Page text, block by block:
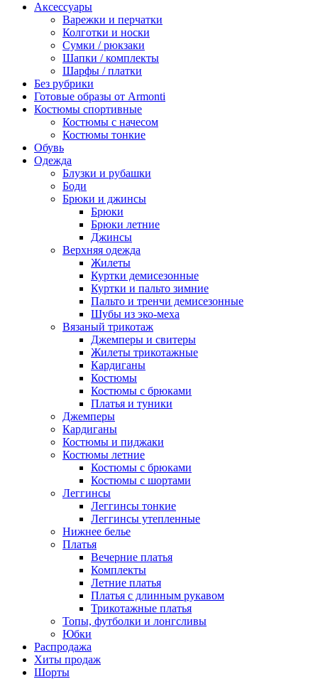
Аксессуары
Варежки и перчатки
Колготки и носки
Сумки / рюкзаки
Шапки / комплекты
Шарфы / платки
Без рубрики
Готовые образы от Armonti
Костюмы спортивные
Костюмы с начесом
Костюмы тонкие
Обувь
Одежда
Блузки и рубашки
Боди
Брюки и джинсы
Брюки
Брюки летние
Джинсы
Верхняя одежда
Жилеты
Куртки демисезонные
Куртки и пальто зимние
Пальто и тренчи демисезонные
Шубы из эко-меха
Вязаный трикотаж
Джемперы и свитеры
Жилеты трикотажные
Кардиганы
Костюмы
Костюмы с брюками
Платья и туники
Джемперы
Кардиганы
Костюмы и пиджаки
Костюмы летние
Костюмы с брюками
Костюмы с шортами
Леггинсы
Леггинсы тонкие
Леггинсы утепленные
Нижнее белье
Платья
Вечерние платья
Комплекты
Летние платья
Платья с длинным рукавом
Трикотажные платья
Топы, футболки и лонгсливы
Юбки
Распродажа
Хиты продаж
Шорты